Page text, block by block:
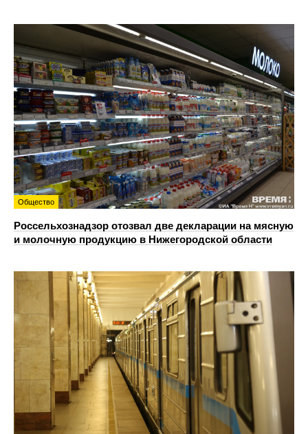
Общество
Россельхознадзор отозвал две декларации на мясную
и молочную продукцию в Нижегородской области